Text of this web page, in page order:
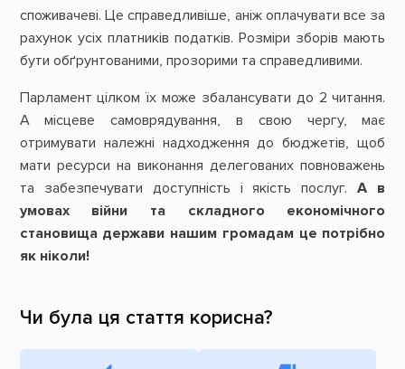
споживачеві. Це справедливіше, аніж оплачувати все за
рахунок усіх платників податків. Розміри зборів мають
бути обґрунтованими, прозорими та справедливими.
Парламент цілком їх може збалансувати до 2 читання.
А місцеве самоврядування, в свою чергу, має
отримувати належні надходження до бюджетів, щоб
мати ресурси на виконання делегованих повноважень
та забезпечувати доступність і якість послуг.А в
умовах війни та складного економічного
становища держави нашим громадам це потрібно
як ніколи!
Чи була ця стаття корисна?